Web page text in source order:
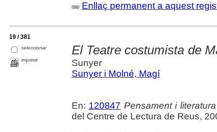
Enllaç permanent a aquest
19 / 381
seleccionar
imprimir
El Teatre costumista de
Sunyer
Sunyer i Molné, Magí
En: 120847 Pensament i
del Centre de Lectura de Reus,